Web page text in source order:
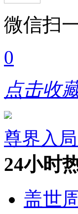
微信扫
0
点击收
尊界入
24小时
盖世